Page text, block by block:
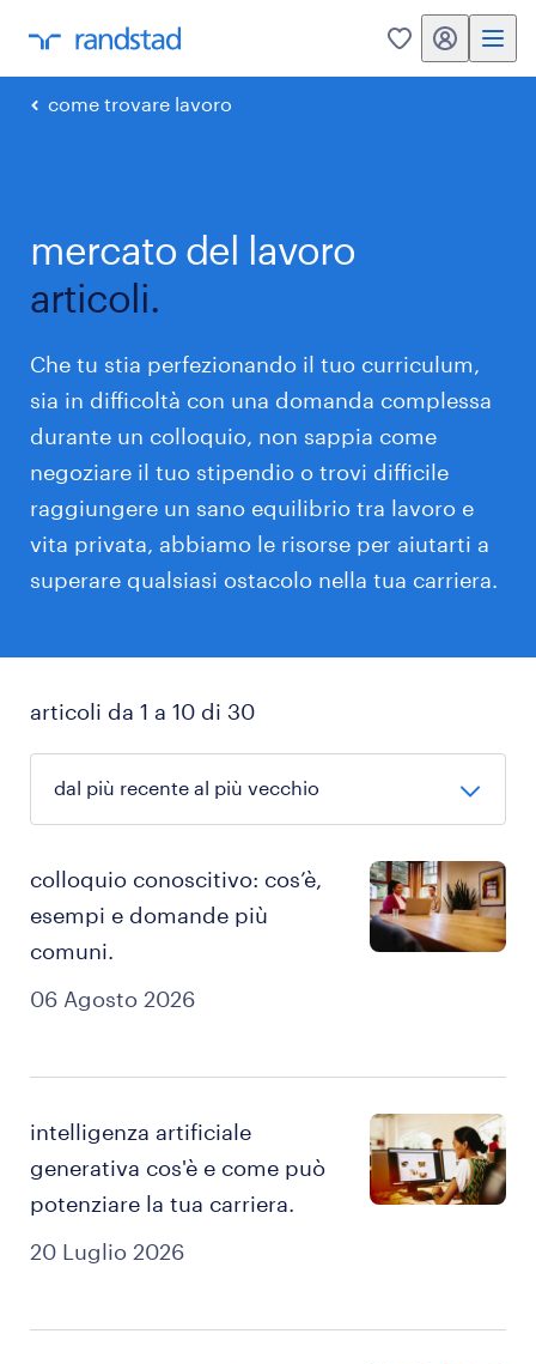
0 my randstad
come trovare lavoro
mercato del lavoro
articoli.
Che tu stia perfezionando il tuo curriculum,
sia in difficoltà con una domanda complessa
durante un colloquio, non sappia come
negoziare il tuo stipendio o trovi difficile
raggiungere un sano equilibrio tra lavoro e
vita privata, abbiamo le risorse per aiutarti a
superare qualsiasi ostacolo nella tua carriera.
articoli da 1 a 10 di 30
06 Agosto 2026
colloquio conoscitivo: cos’è,
esempi e domande più
comuni.
20 Luglio 2026
intelligenza artificiale
generativa cos'è e come può
potenziare la tua carriera.